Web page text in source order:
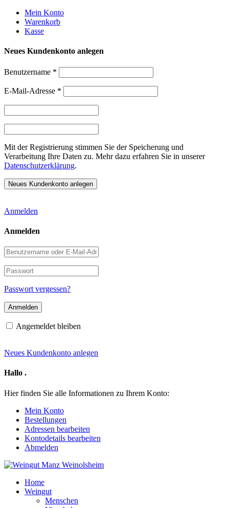
Weiter
zum
Inhalt
Mein Konto
Warenkorb
Kasse
Neues Kundenkonto anlegen
Benutzername *
E-Mail-Adresse *
Mit der Registrierung stimmen Sie der Speicherung und
Verarbeitung Ihre Daten zu. Mehr dazu erfahren Sie in unserer
Datenschutzerklärung.
Anmelden
Anmelden
Benutzername
oder
E-
Mail-
Adresse
Passwort
Passwort vergessen?
Angemeldet bleiben
Neues Kundenkonto anlegen
Hallo .
Hier finden Sie alle Informationen zu Ihrem Konto:
Mein Konto
Bestellungen
Adressen bearbeiten
Kontodetails bearbeiten
Abmelden
Home
Weingut
Menschen